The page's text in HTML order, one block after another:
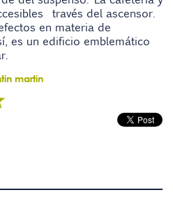
través del ascensor.
en materia de
es un edificio emblemático
martin